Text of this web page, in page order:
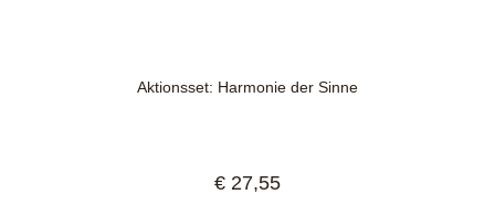
Aktionsset: Harmonie der Sinne
Regulärer Preis:
€ 27,55